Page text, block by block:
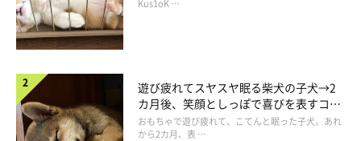
気になるけれど、一旦マッサージ器との距離をとる味噌ちゃん。
少し離れたところから
じーーーっと見つめて、「なんだろう」と
長！
Kus1oK …
遊び疲れてスヤスヤ眠る柴犬の子犬→2
カ月後、笑顔としっぽで喜びを表すコに
成長！
おもちゃで遊び疲れて、こてんと眠った子犬。あれ
から2カ月、表 …